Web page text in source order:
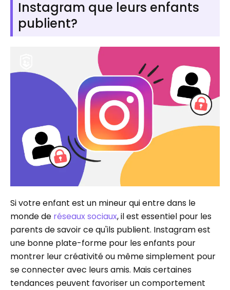
Instagram que leurs enfants
publient?
Si votre enfant est un mineur qui entre dans le
monde de réseaux sociaux, il est essentiel pour les
parents de savoir ce qu'ils publient. Instagram est
une bonne plate-forme pour les enfants pour
montrer leur créativité ou même simplement pour
se connecter avec leurs amis. Mais certaines
tendances peuvent favoriser un comportement